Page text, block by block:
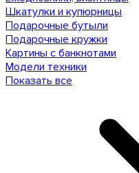
Шкатулки и купюрницы
Подарочные бутыли
Подарочные кружки
Картины с банкнотами
Модели техники
Показать все